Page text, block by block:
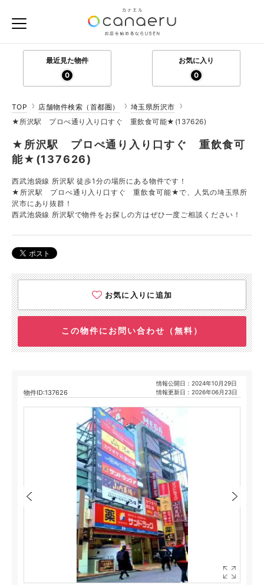
最近見た物件
0
お気に入り
0
TOP 店舗物件検索（首都圏）
埼玉県所沢市
★所沢駅 プロぺ通り入り口すぐ 重飲食可能★(137626)
★所沢駅 プロぺ通り入り口すぐ 重飲食可
能★(137626)
西武池袋線 所沢駅 徒歩1分の場所にある物件です！
★所沢駅 プロぺ通り入り口すぐ 重飲食可能★で、人気の埼玉県所
沢市にあり抜群！
西武池袋線 所沢駅で物件をお探しの方はぜひ一度ご相談ください！
お気に入りに追加
この物件にお問い合わせ（無料）
物件ID:137626
情報公開日：2024年10月29日
情報更新日：2026年06月23日